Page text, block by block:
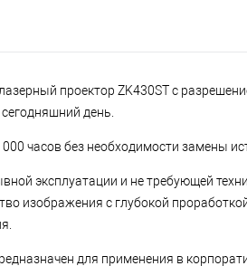
проектор ZK430ST с
день.
часов без необходимости замены
эксплуатации и не требующей
изображения с глубокой
для применения в